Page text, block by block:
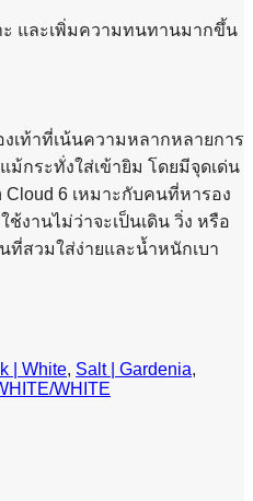
ะ และเพิ่มความทนทานมากขึ้น
เท้าที่เน้นความหลากหลายการ
ม้กระทั่งใส่เข้ายิม โดยมีจุดเด่น
6 เหมาะกับคนที่หารอง
งานไม่ว่าจะเป็นเดิน วิ่ง หรือ
ที่สวมใส่ง่ายและน้ำหนักเบา
| White, Salt | Gardenia,
WHITE